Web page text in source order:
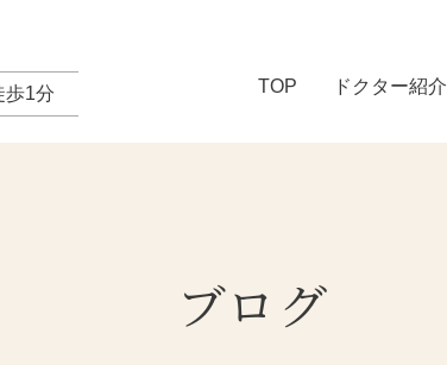
歩1分 TOP ドクター紹介
ブログ